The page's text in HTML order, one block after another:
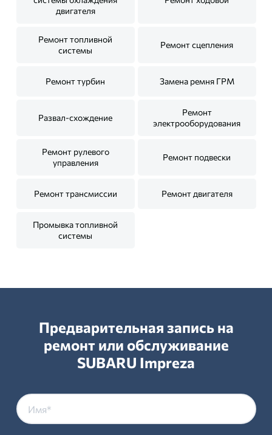
двигателя
Ремонт топливной
системы
Ремонт сцепления
Ремонт турбин Замена ремня ГРМ
Развал-схождение
Ремонт
электрооборудования
Ремонт рулевого
управления
Ремонт подвески
Ремонт трансмиссии Ремонт двигателя
Промывка топливной
системы
Предварительная запись на
ремонт или обслуживание
SUBARU Impreza